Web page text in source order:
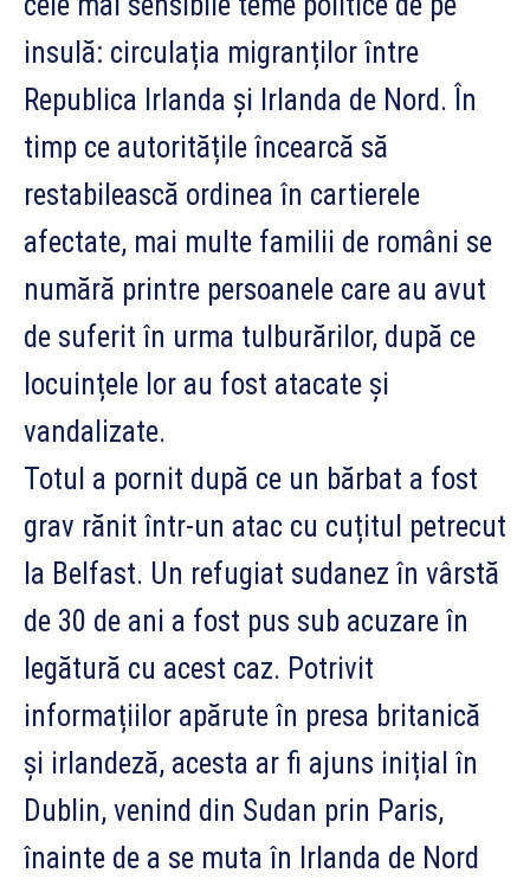
insulă: circulația migranților între
Republica Irlanda și Irlanda de Nord. În
timp ce autoritățile încearcă să
restabilească ordinea în cartierele
afectate, mai multe familii de români se
numără printre persoanele care au avut
de suferit în urma tulburărilor, după ce
locuințele lor au fost atacate și
vandalizate.
Totul a pornit după ce un bărbat a fost
grav rănit într-un atac cu cuțitul petrecut
la Belfast. Un refugiat sudanez în vârstă
de 30 de ani a fost pus sub acuzare în
legătură cu acest caz. Potrivit
informațiilor apărute în presa britanică
și irlandeză, acesta ar fi ajuns inițial în
Dublin, venind din Sudan prin Paris,
înainte de a se muta în Irlanda de Nord